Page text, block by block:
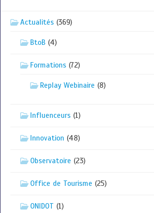
Actualités (369)
BtoB (4)
Formations (72)
Replay Webinaire (8)
Influenceurs (1)
Innovation (48)
Observatoire (23)
Office de Tourisme (25)
ONIDOT (1)